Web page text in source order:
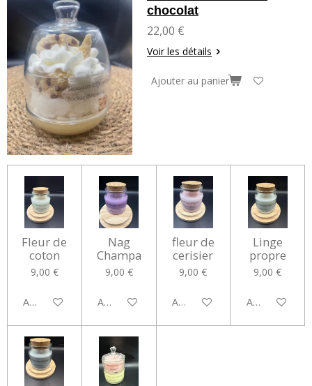
chocolat
22,00 €
Voir les détails
Ajouter au panier
Fleur de
coton
9,00 €
Ajouter au panier
Nag
Champa
9,00 €
Ajouter au panier
fleur de
cerisier
9,00 €
Ajouter au panier
Linge
propre
9,00 €
Ajouter au